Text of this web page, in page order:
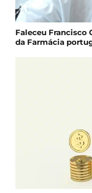
Faleceu Francisco
da Farmácia